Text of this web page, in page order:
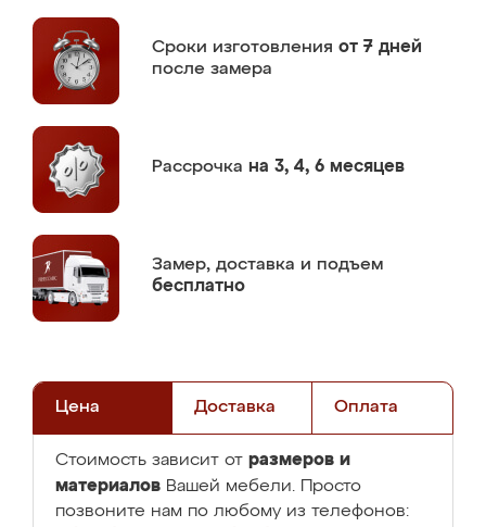
Сроки изготовления от 7 дней
после замера
Рассрочка на 3, 4, 6 месяцев
Замер, доставка и подъем
бесплатно
Цена Доставка Оплата
Стоимость зависит от размеров и
материалов Вашей мебели. Просто
позвоните нам по любому из телефонов: